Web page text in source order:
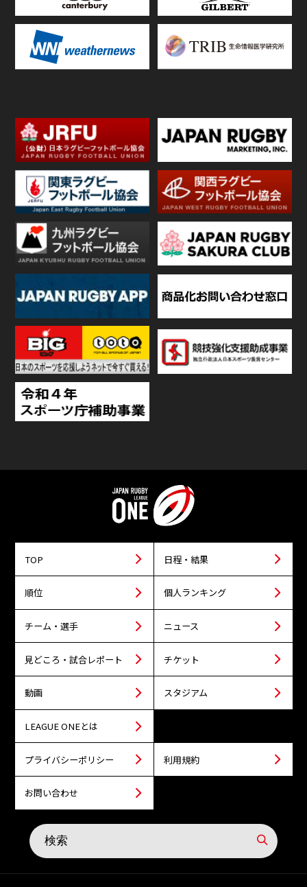
TOP 日程・結果
順位 個人ランキング
チーム・選手 ニュース
見どころ・試合レポート チケット
動画 スタジアム
LEAGUE ONEとは
プライバシーポリシー 利用規約
お問い合わせ